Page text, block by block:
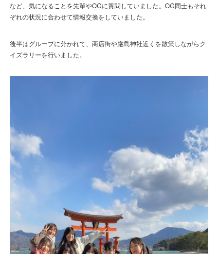
など、気になることを先輩やOGに質問していました。OG同士もそれ
ぞれの状況に合わせて情報交換をしていました。
後半はグループに分かれて、商店街や厳島神社近くを散策しながらク
イズラリーを行いました。